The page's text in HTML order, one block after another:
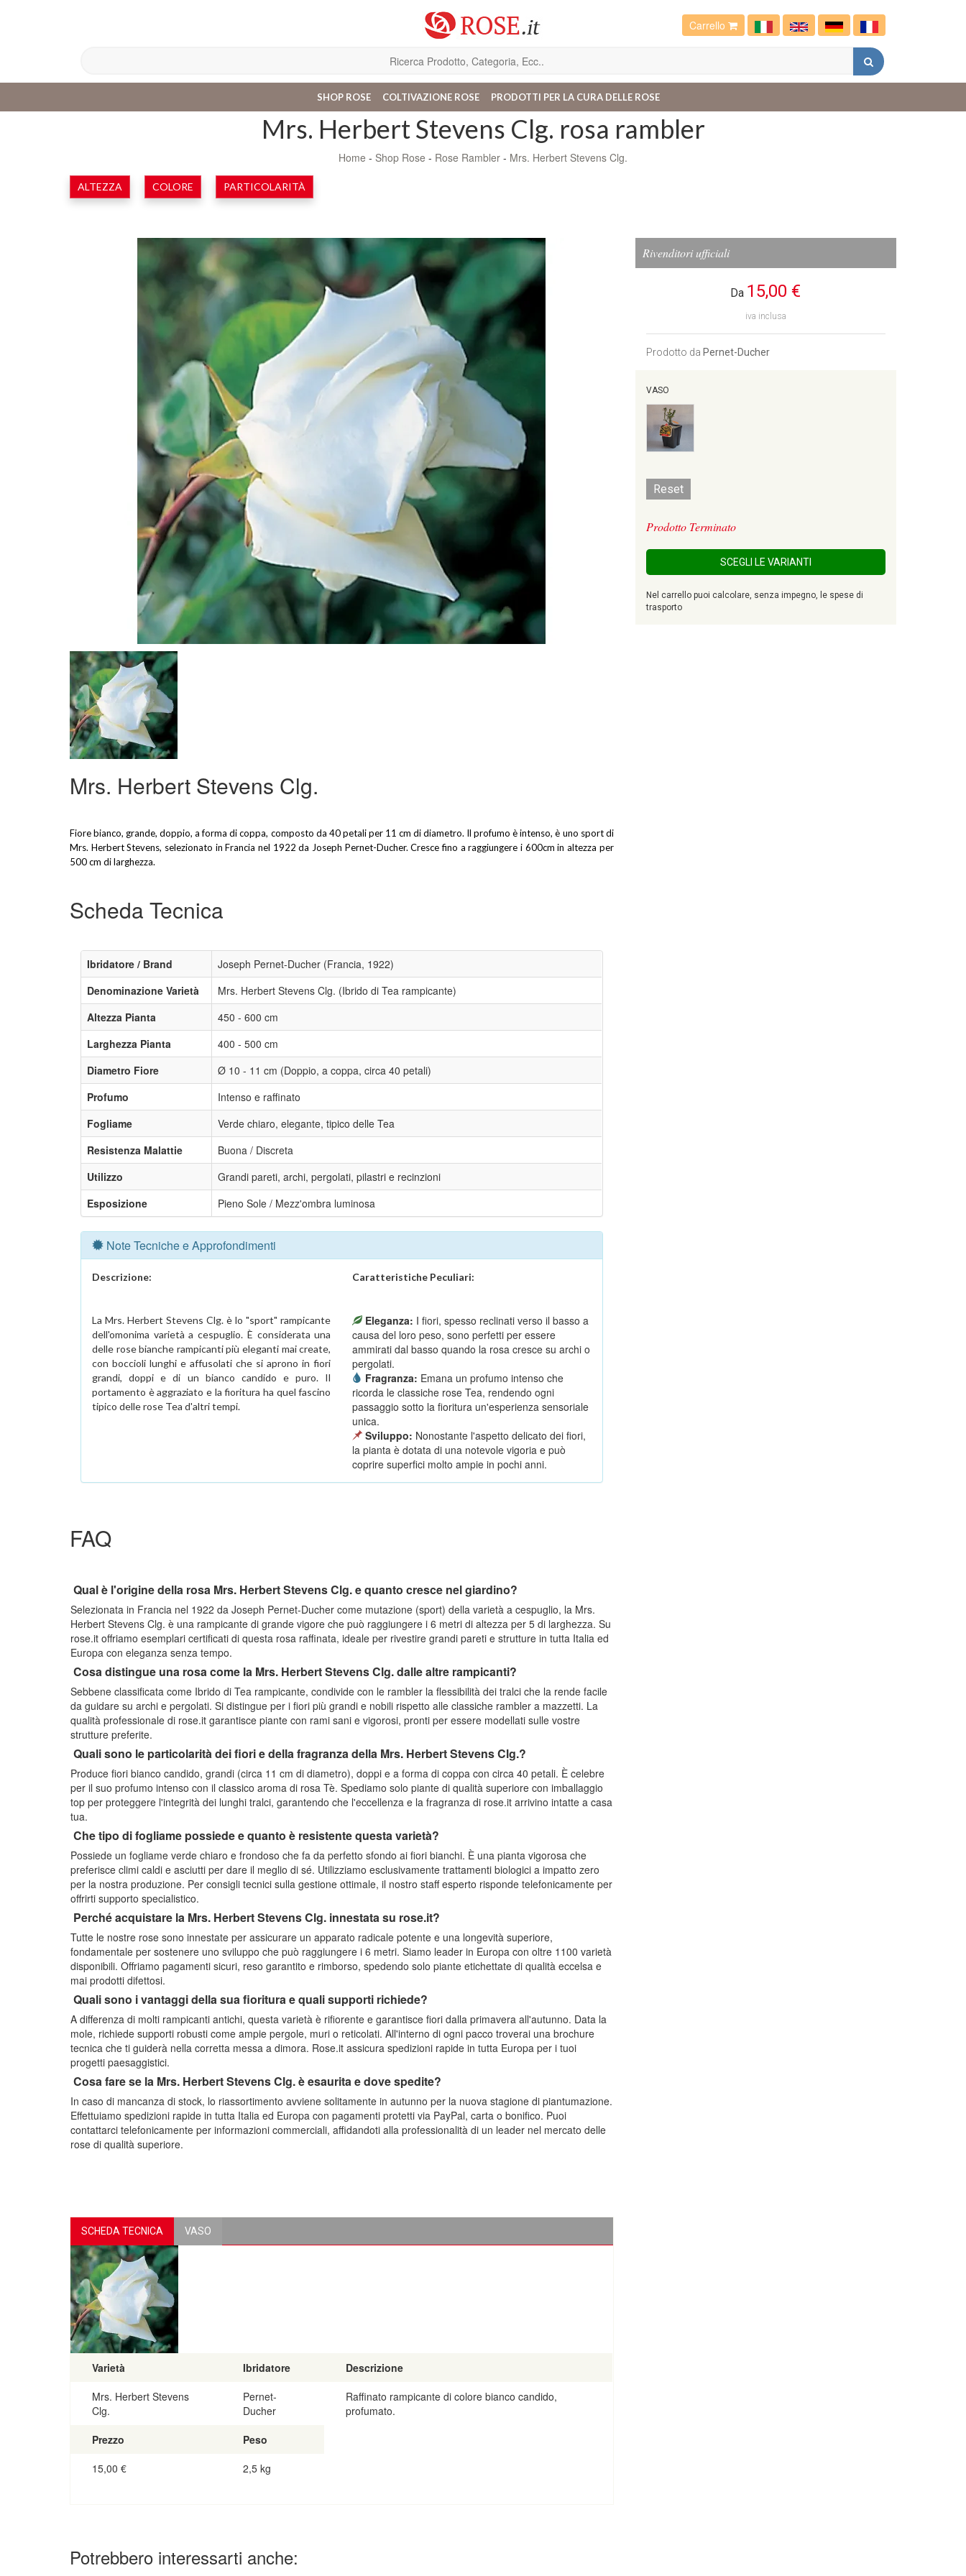
Carrello
SHOP ROSE COLTIVAZIONE ROSE PRODOTTI PER LA CURA DELLE ROSE
Mrs. Herbert Stevens Clg. rosa rambler
Home - Shop Rose - Rose Rambler - Mrs. Herbert Stevens Clg.
ALTEZZA COLORE PARTICOLARITÀ
Mrs. Herbert Stevens Clg.
Fiore bianco, grande, doppio, a forma di coppa, composto da 40 petali per 11 cm di diametro. Il profumo è intenso, è uno sport di
Mrs. Herbert Stevens, selezionato in Francia nel 1922 da Joseph Pernet-Ducher. Cresce fino a raggiungere i 600cm in altezza per
500 cm di larghezza.
Scheda Tecnica
Ibridatore / Brand
Joseph Pernet-Ducher (Francia, 1922)
Denominazione Varietà
Mrs. Herbert Stevens Clg. (Ibrido di Tea rampicante)
Altezza Pianta
450 - 600 cm
Larghezza Pianta
400 - 500 cm
Diametro Fiore
Ø 10 - 11 cm (Doppio, a coppa, circa 40 petali)
Profumo
Intenso e raffinato
Fogliame
Verde chiaro, elegante, tipico delle Tea
Resistenza Malattie
Buona / Discreta
Utilizzo
Grandi pareti, archi, pergolati, pilastri e recinzioni
Esposizione
Pieno Sole / Mezz'ombra luminosa
Note Tecniche e Approfondimenti
Descrizione:
La Mrs. Herbert Stevens Clg. è lo "sport" rampicante
dell'omonima varietà a cespuglio. È considerata una
delle rose bianche rampicanti più eleganti mai create,
con boccioli lunghi e affusolati che si aprono in fiori
grandi, doppi e di un bianco candido e puro. Il
portamento è aggraziato e la fioritura ha quel fascino
tipico delle rose Tea d'altri tempi.
Caratteristiche Peculiari:
Eleganza: I fiori, spesso reclinati verso il basso a
causa del loro peso, sono perfetti per essere
ammirati dal basso quando la rosa cresce su archi o
pergolati.
Fragranza: Emana un profumo intenso che
ricorda le classiche rose Tea, rendendo ogni
passaggio sotto la fioritura un'esperienza sensoriale
unica.
Sviluppo: Nonostante l'aspetto delicato dei fiori,
la pianta è dotata di una notevole vigoria e può
coprire superfici molto ampie in pochi anni.
FAQ
Qual è l'origine della rosa Mrs. Herbert Stevens Clg. e quanto cresce nel giardino?
Selezionata in Francia nel 1922 da Joseph Pernet-Ducher come mutazione (sport) della varietà a cespuglio, la Mrs.
Herbert Stevens Clg. è una rampicante di grande vigore che può raggiungere i 6 metri di altezza per 5 di larghezza. Su
rose.it offriamo esemplari certificati di questa rosa raffinata, ideale per rivestire grandi pareti e strutture in tutta Italia ed
Europa con eleganza senza tempo.
Cosa distingue una rosa come la Mrs. Herbert Stevens Clg. dalle altre rampicanti?
Sebbene classificata come Ibrido di Tea rampicante, condivide con le rambler la flessibilità dei tralci che la rende facile
da guidare su archi e pergolati. Si distingue per i fiori più grandi e nobili rispetto alle classiche rambler a mazzetti. La
qualità professionale di rose.it garantisce piante con rami sani e vigorosi, pronti per essere modellati sulle vostre
strutture preferite.
Quali sono le particolarità dei fiori e della fragranza della Mrs. Herbert Stevens Clg.?
Produce fiori bianco candido, grandi (circa 11 cm di diametro), doppi e a forma di coppa con circa 40 petali. È celebre
per il suo profumo intenso con il classico aroma di rosa Tè. Spediamo solo piante di qualità superiore con imballaggio
top per proteggere l'integrità dei lunghi tralci, garantendo che l'eccellenza e la fragranza di rose.it arrivino intatte a casa
tua.
Che tipo di fogliame possiede e quanto è resistente questa varietà?
Possiede un fogliame verde chiaro e frondoso che fa da perfetto sfondo ai fiori bianchi. È una pianta vigorosa che
preferisce climi caldi e asciutti per dare il meglio di sé. Utilizziamo esclusivamente trattamenti biologici a impatto zero
per la nostra produzione. Per consigli tecnici sulla gestione ottimale, il nostro staff esperto risponde telefonicamente per
offrirti supporto specialistico.
Perché acquistare la Mrs. Herbert Stevens Clg. innestata su rose.it?
Tutte le nostre rose sono innestate per assicurare un apparato radicale potente e una longevità superiore,
fondamentale per sostenere uno sviluppo che può raggiungere i 6 metri. Siamo leader in Europa con oltre 1100 varietà
disponibili. Offriamo pagamenti sicuri, reso garantito e rimborso, spedendo solo piante etichettate di qualità eccelsa e
mai prodotti difettosi.
Quali sono i vantaggi della sua fioritura e quali supporti richiede?
A differenza di molti rampicanti antichi, questa varietà è rifiorente e garantisce fiori dalla primavera all'autunno. Data la
mole, richiede supporti robusti come ampie pergole, muri o reticolati. All'interno di ogni pacco troverai una brochure
tecnica che ti guiderà nella corretta messa a dimora. Rose.it assicura spedizioni rapide in tutta Europa per i tuoi
progetti paesaggistici.
Cosa fare se la Mrs. Herbert Stevens Clg. è esaurita e dove spedite?
In caso di mancanza di stock, lo riassortimento avviene solitamente in autunno per la nuova stagione di piantumazione.
Effettuiamo spedizioni rapide in tutta Italia ed Europa con pagamenti protetti via PayPal, carta o bonifico. Puoi
contattarci telefonicamente per informazioni commerciali, affidandoti alla professionalità di un leader nel mercato delle
rose di qualità superiore.
Rivenditori ufficiali
Da 15,00 €
iva inclusa
Prodotto da Pernet-Ducher
VASO
Reset
Prodotto Terminato
SCEGLI LE VARIANTI
Nel carrello puoi calcolare, senza impegno, le spese di
trasporto
SCHEDA TECNICA VASO
Varietà Ibridatore
Descrizione
Mrs. Herbert Stevens
Clg.
Pernet-
Ducher
Raffinato rampicante di colore bianco candido,
profumato.
Prezzo
Peso
15,00 € 2,5 kg
Potrebbero interessarti anche: